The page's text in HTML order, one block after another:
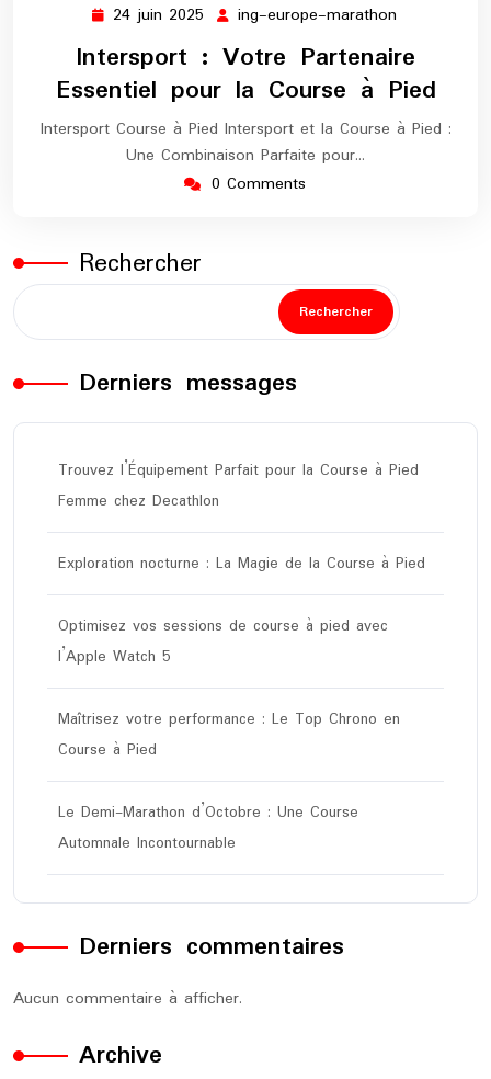
24 juin 2025 24
juin
2025
ing-europe-marathon
marathon
Intersport : Votre Partenaire
Essentiel pour la Course à Pied
Intersport Course à Pied Intersport et la Course à Pied :
Une Combinaison Parfaite pour…
0 Comments
Rechercher
Rechercher
Derniers messages
Trouvez l’Équipement Parfait pour la Course à Pied
Femme chez Decathlon
Exploration nocturne : La Magie de la Course à Pied
Optimisez vos sessions de course à pied avec
l’Apple Watch 5
Maîtrisez votre performance : Le Top Chrono en
Course à Pied
Le Demi-Marathon d’Octobre : Une Course
Automnale Incontournable
Derniers commentaires
Aucun commentaire à afficher.
Archive